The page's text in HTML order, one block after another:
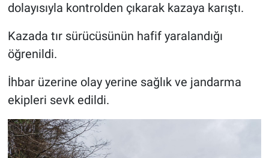
dolayısıyla kontrolden çıkarak kazaya karıştı.
Kazada tır sürücüsünün hafif yaralandığı
öğrenildi.
İhbar üzerine olay yerine sağlık ve jandarma
ekipleri sevk edildi.